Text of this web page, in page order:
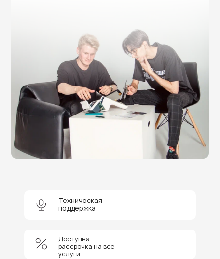
Техническая
поддержка
Доступна
рассрочка на все
услуги
Оставьте заявку на бесплатную
консультацию и получите
скидку 5%
на покупку оборудования или
получение услуги.
Соглашаюсь на обработку персональных данных